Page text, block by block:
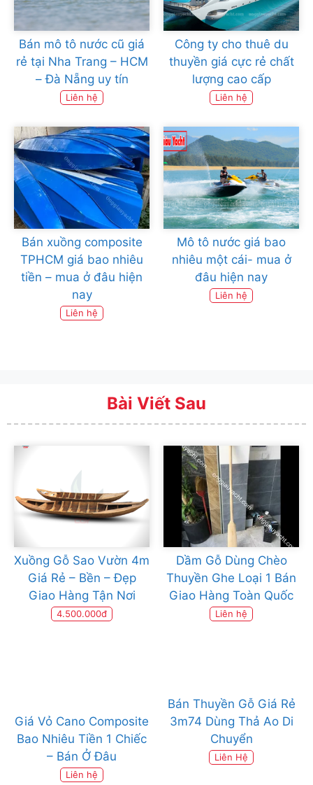
Bán mô tô nước cũ giá
rẻ tại Nha Trang – HCM
– Đà Nẵng uy tín
Liên hệ
Công ty cho thuê du
thuyền giá cực rẻ chất
lượng cao cấp
Liên hệ
Bán xuồng composite
TPHCM giá bao nhiêu
tiền – mua ở đâu hiện
nay
Liên hệ
Mô tô nước giá bao
nhiêu một cái- mua ở
đâu hiện nay
Liên hệ
Bài Viết Sau
Xuồng Gỗ Sao Vườn 4m
Giá Rẻ – Bền – Đẹp
Giao Hàng Tận Nơi
4.500.000đ
Dầm Gỗ Dùng Chèo
Thuyền Ghe Loại 1 Bán
Giao Hàng Toàn Quốc
Liên hệ
Giá Vỏ Cano Composite
Bao Nhiêu Tiền 1 Chiếc
– Bán Ở Đâu
Liên hệ
Bán Thuyền Gỗ Giá Rẻ
3m74 Dùng Thả Ao Di
Chuyển
Liên Hệ